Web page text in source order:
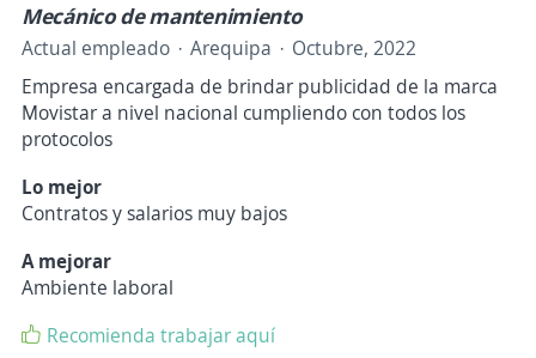
Mecánico de mantenimiento
Actual empleado Arequipa
Octubre, 2022
Empresa encargada de brindar publicidad de la marca
Movistar a nivel nacional cumpliendo con todos los
protocolos
Lo mejor
Contratos y salarios muy bajos
A mejorar
Ambiente laboral
Recomienda trabajar aquí